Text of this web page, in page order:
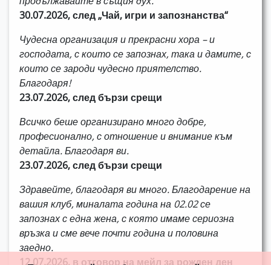
30.07.2026, след „Чай, игри и запознанства“
Чудесна организация и прекрасни хора – и
господата, с които се запознах, така и дамите, с
които се зароди чудесно приятелство.
Благодаря!
23.07.2026, след бързи срещи
Всичко беше организирано много добре,
професионално, с отношение и внимание към
детайла. Благодаря ви.
23.07.2026, след бързи срещи
Здравейте, благодаря ви много. Благодарение на
вашия клуб, миналата година на 02.02 се
запознах с една жена, с която имаме сериозна
връзка и сме вече почти година и половина
заедно.
12.07.2026, в отговор на мейл за рожден ден